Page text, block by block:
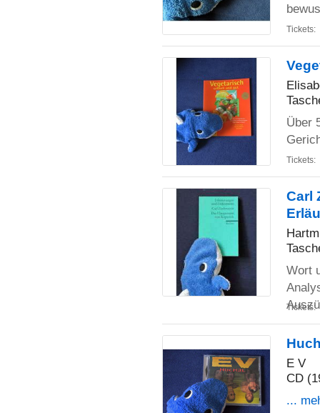
Tickets:
Über
Tickets:
Carl
Wort
Tickets:
E V
CD
...